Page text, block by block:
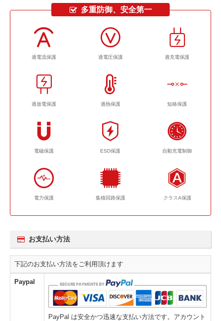
多重防御、安全第一
過電流保護 過電圧保護 過充電保護
過放電保護 過熱保護 短絡保護
電磁保護 ESD保護 自動充電制御
電力保護 集積回路保護 クラスA保護
お支払い方法
下記のお支払い方法をご利用頂けます
Paypal
PayPal は安全かつ迅速な支払い方法です。アカウント